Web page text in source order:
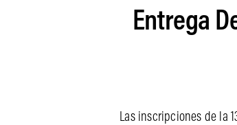
Entrega
Las inscripciones de la